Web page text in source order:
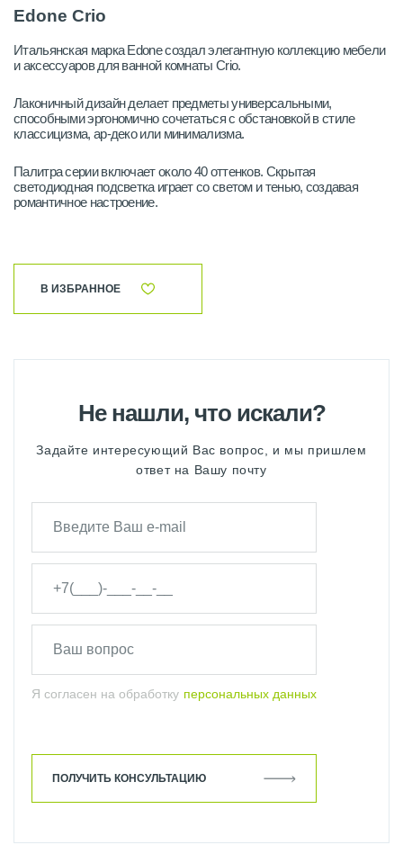
Edone Crio
Итальянская марка Edone создал элегантную коллекцию мебели
и аксессуаров для ванной комнаты Crio.
Лаконичный дизайн делает предметы универсальными,
способными эргономично сочетаться с обстановкой в стиле
классицизма, ар-деко или минимализма.
Палитра серии включает около 40 оттенков. Скрытая
светодиодная подсветка играет со светом и тенью, создавая
романтичное настроение.
В ИЗБРАННОЕ
Не нашли, что искали?
Задайте интересующий Вас вопрос, и мы пришлем
ответ на Вашу почту
Я согласен на обработку персональных данных
ПОЛУЧИТЬ КОНСУЛЬТАЦИЮ